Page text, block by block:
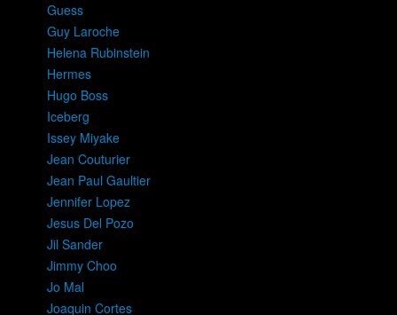
Guess
Guy Laroche
Helena Rubinstein
Hermes
Hugo Boss
Iceberg
Issey Miyake
Jean Couturier
Jean Paul Gaultier
Jennifer Lopez
Jesus Del Pozo
Jil Sander
Jimmy Choo
Jo Mal
Joaquin Cortes